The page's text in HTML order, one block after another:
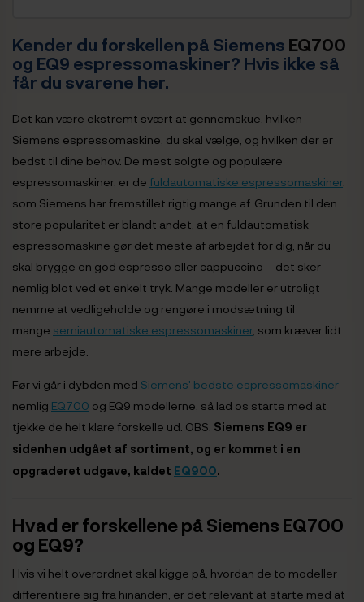
Kender du forskellen på Siemens EQ700
og EQ9 espressomaskiner? Hvis ikke så
får du svarene her.
Det kan være ekstremt svært at gennemskue, hvilken
Siemens espressomaskine, du skal vælge, og hvilken der er
bedst til dine behov. De mest solgte og populære
espressomaskiner, er de fuldautomatiske espressomaskiner,
som Siemens har fremstillet rigtig mange af. Grunden til den
store popularitet er blandt andet, at en fuldautomatisk
espressomaskine gør det meste af arbejdet for dig, når du
skal brygge en god espresso eller cappuccino – det sker
nemlig blot ved et enkelt tryk. Mange modeller er utroligt
nemme at vedligeholde og rengøre i modsætning til
mange semiautomatiske espressomaskiner, som kræver lidt
mere arbejde.
Før vi går i dybden med Siemens' bedste espressomaskiner –
nemlig EQ700 og EQ9 modellerne, så lad os starte med at
tjekke de helt klare forskelle ud. OBS. Siemens EQ9 er
sidenhen udgået af sortiment, og er kommet i en
opgraderet udgave, kaldet EQ900.
Hvad er forskellene på Siemens EQ700
og EQ9?
Hvis vi helt overordnet skal kigge på, hvordan de to modeller
differentiere sig fra hinanden, er det relevant at starte med at